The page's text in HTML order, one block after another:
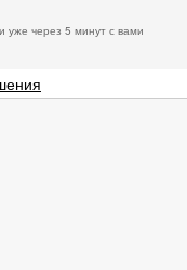
уже через 5 минут с вами